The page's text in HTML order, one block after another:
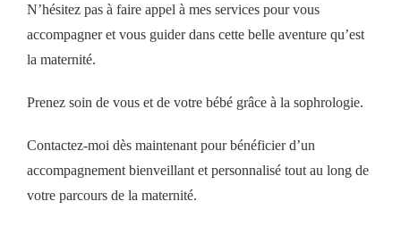
N’hésitez pas à faire appel à mes services pour vous
accompagner et vous guider dans cette belle aventure qu’est
la maternité.
Prenez soin de vous et de votre bébé grâce à la sophrologie.
Contactez-moi dès maintenant pour bénéficier d’un
accompagnement bienveillant et personnalisé tout au long de
votre parcours de la maternité.